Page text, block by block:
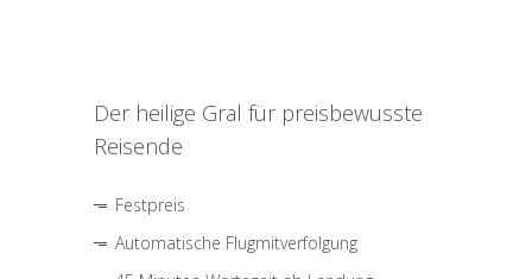
Der heilige Gral für preisbewusste
Reisende
Festpreis
Automatische Flugmitverfolgung